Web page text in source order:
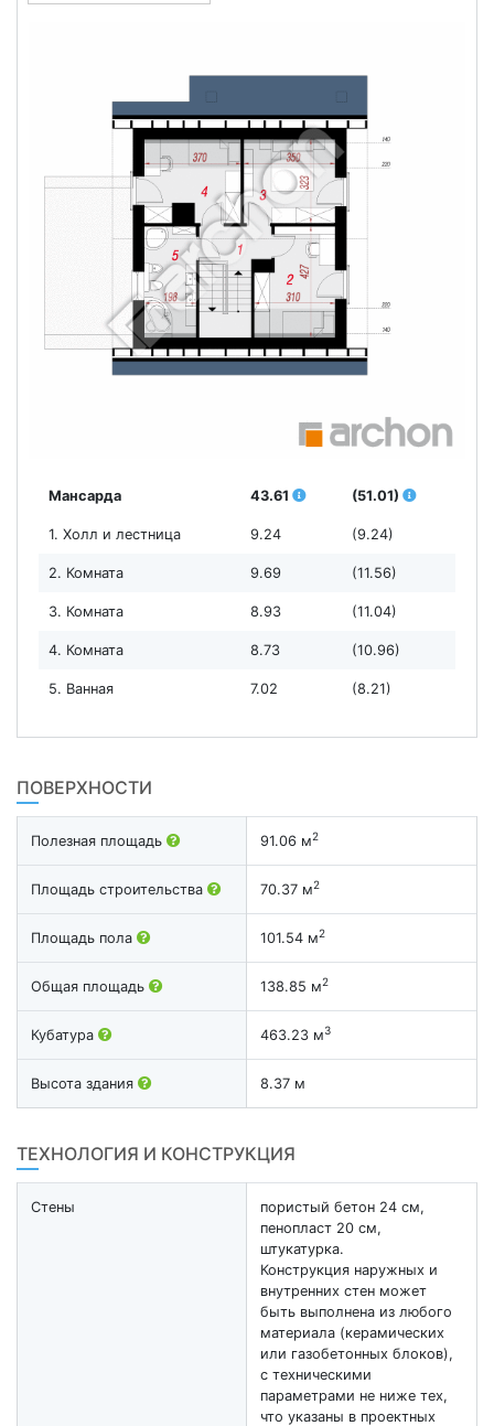
Мансарда 43.61 (51.01)
1. Холл и лестница 9.24 (9.24)
2. Комната 9.69 (11.56)
3. Комната 8.93 (11.04)
4. Комната 8.73 (10.96)
5. Ванная 7.02 (8.21)
ПОВЕРХНОСТИ
Полезная площадь 91.06 м2
Площадь строительства 70.37 м2
Площадь пола 101.54 м2
Общая площадь 138.85 м2
Кубатура 463.23 м3
Высота здания 8.37 м
ТЕХНОЛОГИЯ И КОНСТРУКЦИЯ
Стены
пористый бетон 24 см,
пенопласт 20 см,
штукатурка.
Конструкция наружных и
внутренних стен может
быть выполнена из любого
материала (керамических
или газобетонных блоков),
с техническими
параметрами не ниже тех,
что указаны в проектных